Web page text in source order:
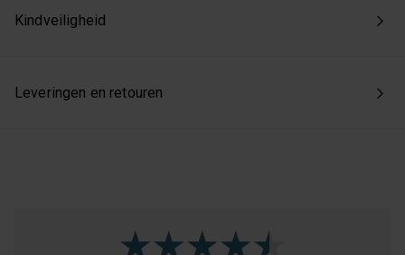
Kindveiligheid
Leveringen en retouren